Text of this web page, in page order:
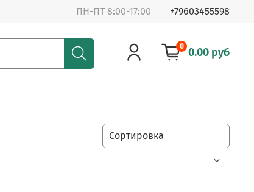
ПН-ПТ 8:00-17:00 +79603455598
0 0.00 руб